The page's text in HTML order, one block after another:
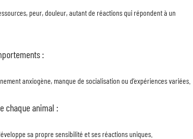
peur, douleur, autant de réactions qui répondent à un
:
anxiogène, manque de socialisation ou d’expériences variées.
chaque animal :
sa propre sensibilité et ses réactions uniques.